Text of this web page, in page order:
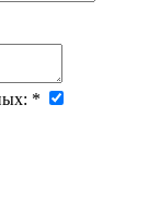
*